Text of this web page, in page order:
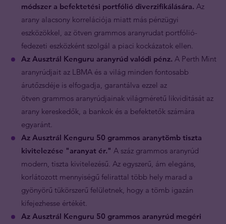
módszer a befektetési portfólió diverzifikálására. Az
arany alacsony korrelációja miatt más pénzügyi
eszközökkel, az ötven grammos aranyrudat portfólió-
fedezeti eszközként szolgál a piaci kockázatok ellen.
Az Ausztrál Kenguru aranyrúd valódi pénz. A Perth Mint
aranyrúdjait az LBMA és a világ minden fontosabb
árutőzsdéje is elfogadja, garantálva ezzel az
ötven grammos aranyrúdjainak világméretű likviditását az
arany kereskedők, a bankok és a befektetők számára
egyaránt.
Az Ausztrál Kenguru 50 grammos aranytömb tiszta
kivitelezése "aranyat ér." A száz grammos aranyrúd
modern, tiszta kivitelezésű. Az egyszerű, ám elegáns,
korlátozott mennyiségű felirattal több hely marad a
gyönyörű tükörszerű felületnek, hogy a tömb igazán
kifejezhesse értékét.
Az Ausztrál Kenguru 50 grammos aranyrúd megéri